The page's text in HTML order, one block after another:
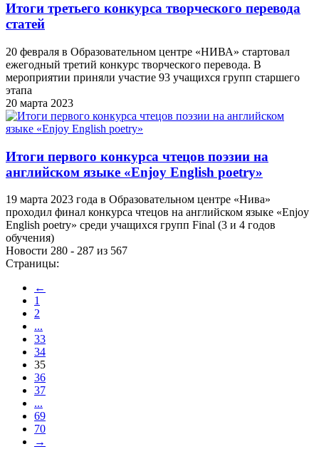
Итоги третьего конкурса творческого перевода
статей
20 февраля в Образовательном центре «НИВА» стартовал
ежегодный третий конкурс творческого перевода. В
мероприятии приняли участие 93 учащихся групп старшего
этапа
20 марта 2023
Итоги первого конкурса чтецов поэзии на
английском языке «Enjoy English poetry»
19 марта 2023 года в Образовательном центре «Нива»
проходил финал конкурса чтецов на английском языке «Enjoy
English poetry» среди учащихся групп Final (3 и 4 годов
обучения)
Новости 280 - 287 из 567
Страницы:
←
1
2
...
33
34
35
36
37
...
69
70
→